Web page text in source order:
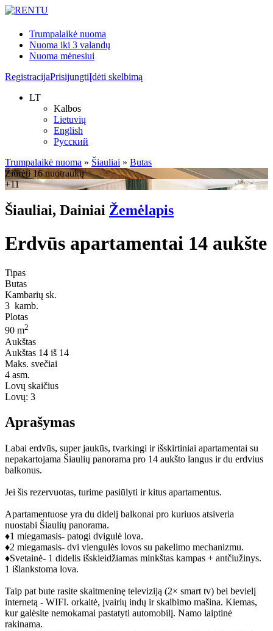
Trumpalaikė nuoma
Nuoma iki 3 valandų
Nuoma mėnesiui
RegistracijaPrisijungtiĮdėti skelbimą
LT
Kalbos
Lietuvių
English
Русский
Trumpalaikė nuoma » Šiauliai » Butas
Žiūrėti 16 nuotraukų
+11
Šiauliai, Dainiai Žemėlapis
Erdvūs apartamentai 14 aukšte
Tipas
Butas
Kambarių sk.
3 kamb.
Plotas
90 m2
Aukštas
Aukštas 14 iš 14
Maks. svečiai
4 asm.
Lovų skaičius
Lovų: 3
Aprašymas
Labai erdvūs, super jaukūs, tvarkingi ir išskirtiniai apartamentai su
nepakartojama Šiaulių panorama pro 14 aukšto langus ir du erdvius
balkonus.
Jei šis rezervuotas, turime pasiūlyti ir kitus apartamentus.
Apartamentuose yra du didelį balkonai pro kuriuos atsiveria
nuostabi Šiaulių panorama.
♦️1 miegamasis- patogi dvigulė lova.
♦️2 miegamasis- dvi viengulės lovos su pakelimo mechanizmu.
♦️Svetainė- 1 didelis išskleidžiamas minkštas kampas + antčiužinys.
1 išlankstoma lova.
Taip pat bute rasite skaitmeninę televiziją (2× smart tv) bei bevielį
internetą - WIFI. orkaitė, įvairių indų ir skalbimo mašina. Kiemas,
kur galėsite nemokamai pastatyti automobilį. Namo laiptinė
rakinama.